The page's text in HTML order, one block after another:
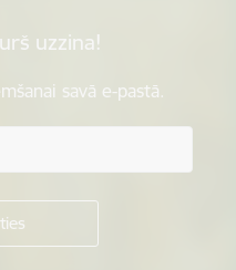
uzzina!
savā e-pastā.